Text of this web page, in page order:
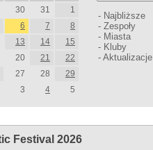
30 31
1
6 7
8
13 14
15
20 21
22
27 28
29
3 4 5
- Najbliższe
- Zespoły
- Miasta
- Kluby
- Aktualizacje
Festival 2026